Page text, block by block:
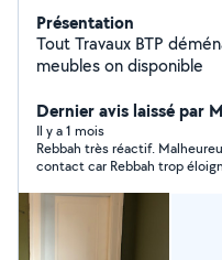
Présentation
Tout Travaux BTP
meubles on disponible
Dernier avis laissé par
Il y a 1 mois
Rebbah très réactif.
contact car Rebbah trop